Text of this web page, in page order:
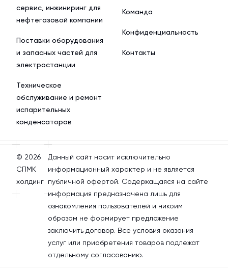
сервис, инжиниринг для
нефтегазовой компании
Поставки оборудования
и запасных частей для
электростанции
Техническое
обслуживание и ремонт
испарительных
конденсаторов
Команда
Конфиденциальность
Контакты
© 2026
СПМК
холдинг
Данный сайт носит исключительно
информационный характер и не является
публичной офертой. Содержащаяся на сайте
информация предназначена лишь для
ознакомления пользователей и никоим
образом не формирует предложение
заключить договор. Все условия оказания
услуг или приобретения товаров подлежат
отдельному согласованию.